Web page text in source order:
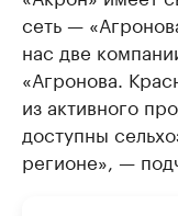
сеть —
нас две
«Агронова.
из активного
доступны
регионе», —